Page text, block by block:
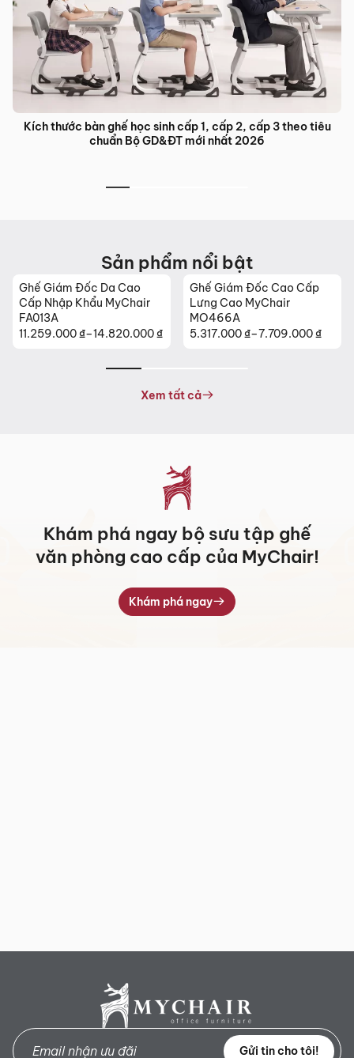
Bàn ghế đào tạo trung tâm ngoại ngữ: Giải pháp nội thất
Sản phẩm nổi bật
Ghế Giám Đốc Cao Cấp
Lưng Cao MyChair
MO466A
5.317.000₫–7.709.000₫
Khoảng
Ghế Da Cao Cấp Nhập
Khẩu MyChair NO131B
26.630.000₫
Xem tất cả
Khám phá ngay bộ sưu tập ghế
văn phòng cao cấp của MyChair!
Khám phá ngay
Gửi tin cho tôi!